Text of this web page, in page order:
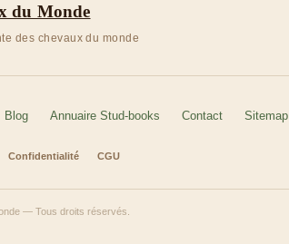
du Monde
des chevaux du monde
Blog Annuaire Stud-books Contact Sitemap
Confidentialité CGU
— Tous droits réservés.